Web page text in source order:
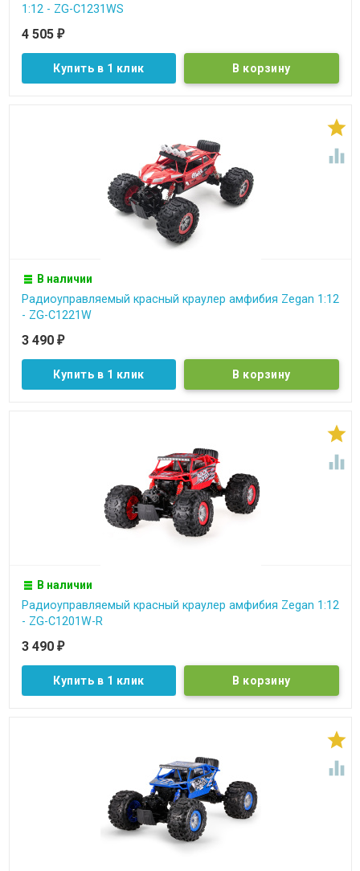
1:12 - ZG-C1231WS
4 505 ₽
Купить в 1 клик


В наличии
Радиоуправляемый красный краулер амфибия Zegan 1:12
- ZG-C1221W
3 490 ₽
Купить в 1 клик


В наличии
Радиоуправляемый красный краулер амфибия Zegan 1:12
- ZG-C1201W-R
3 490 ₽
Купить в 1 клик

